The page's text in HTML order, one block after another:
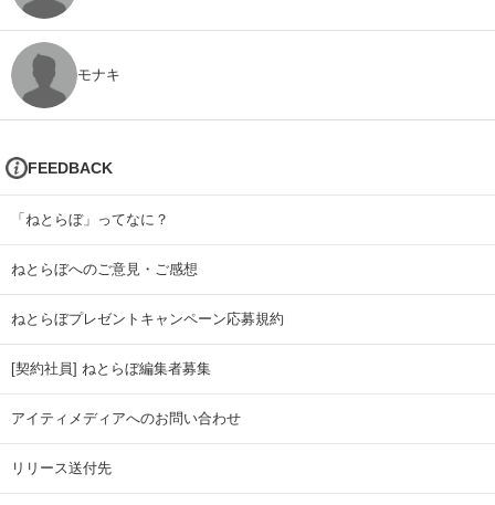
モナキ
FEEDBACK
「ねとらぼ」ってなに？
ねとらぼへのご意見・ご感想
ねとらぼプレゼントキャンペーン応募規約
[契約社員] ねとらぼ編集者募集
アイティメディアへのお問い合わせ
リリース送付先